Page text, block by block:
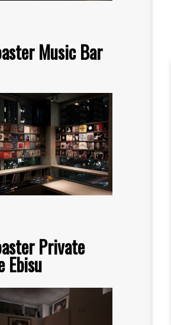
Music Bar
Private
Ebisu